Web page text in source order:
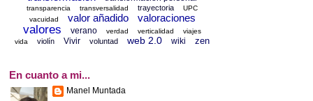
transparencia transversalidad trayectoria
UPC
vacuidad
valor añadido valoraciones
valores verano verdad verticalidad
viajes
vida
violín Vivir voluntad web 2.0 wiki zen
En cuanto a mi...
Manel Muntada